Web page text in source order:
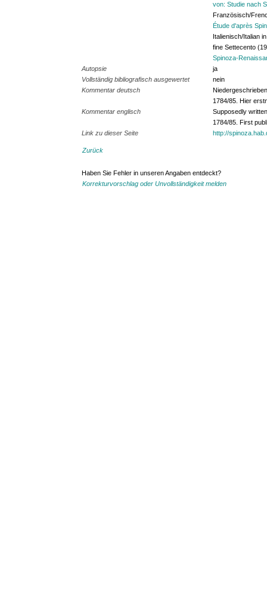
von: Studie nach
Französisch/
Étude d'après
Italienisch/Italian
fine Settecento
Spinoza-
Autopsie
ja
Vollständig bibliografisch ausgewertet
nein
Kommentar deutsch
1784/85. Hier
Kommentar englisch
Supposedly
1784/85. First
Link zu dieser Seite
http://
Zurück
Haben Sie Fehler in unseren Angaben entdeckt?
Korrekturvorschlag oder Unvollständigkeit melden